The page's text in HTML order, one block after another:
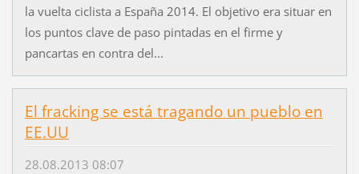
la vuelta ciclista a España 2014. El objetivo era situar en
los puntos clave de paso pintadas en el firme y
pancartas en contra del...
El fracking se está tragando un pueblo en
EE.UU
28.08.2013 08:07